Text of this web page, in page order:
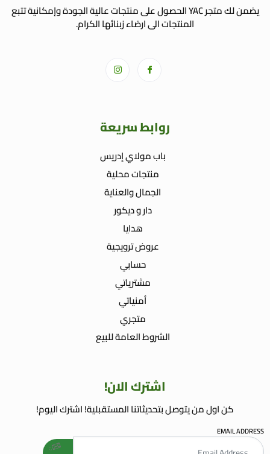
يضمن لك متجر YAC الحصول على منتجات عالية الجودة وإمكانية تتبع
المنتجات الى ارضاء زبنائها الكرام.
روابط سريعة
باب مولاي إدريس
منتجات محلية
الجمال والعناية
دار و ديكور
هدايا
عروض ترويجية
حسابي
مشترياتي
أمنياتي
متجري
الشروط العامة للبيع
اشترك الان!
كن اول من يتوصل بتحديثاتنا المستقبلية! اشترك اليوم!
EMAIL ADDRESS
welcome gift